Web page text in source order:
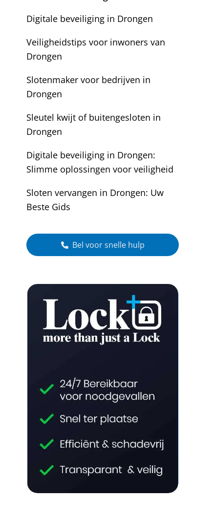
Digitale beveiliging in Drongen
Veiligheidstips voor inwoners van
Drongen
Slotenmaker voor bedrijven in
Drongen
Sleutel kwijt of buitengesloten in
Drongen
Digitale beveiliging in Drongen:
Slimme oplossingen voor veiligheid
Sloten vervangen in Drongen: Uw
Beste Gids
Bel voor snelle hulp